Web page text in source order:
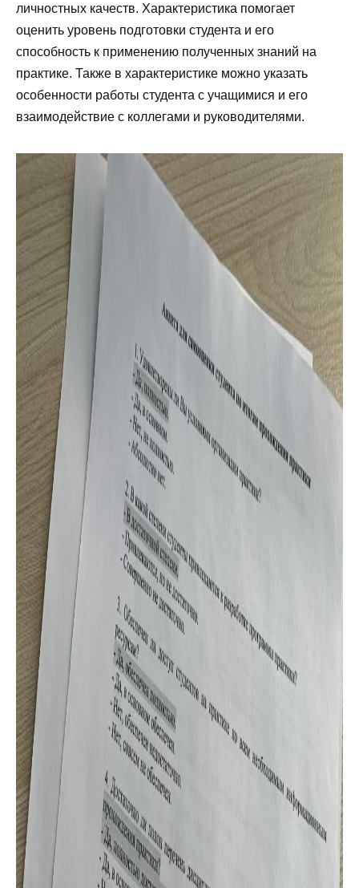
личностных качеств. Характеристика помогает
оценить уровень подготовки студента и его
способность к применению полученных знаний на
практике. Также в характеристике можно указать
особенности работы студента с учащимися и его
взаимодействие с коллегами и руководителями.